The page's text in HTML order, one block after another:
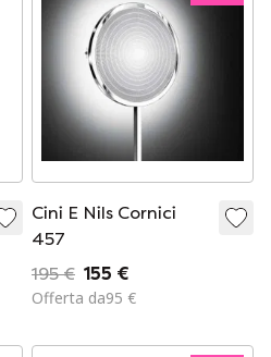
Cini E Nils Cornici
457
195 € 155 €
Offerta da95 €